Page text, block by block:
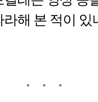
해 본 적이 있